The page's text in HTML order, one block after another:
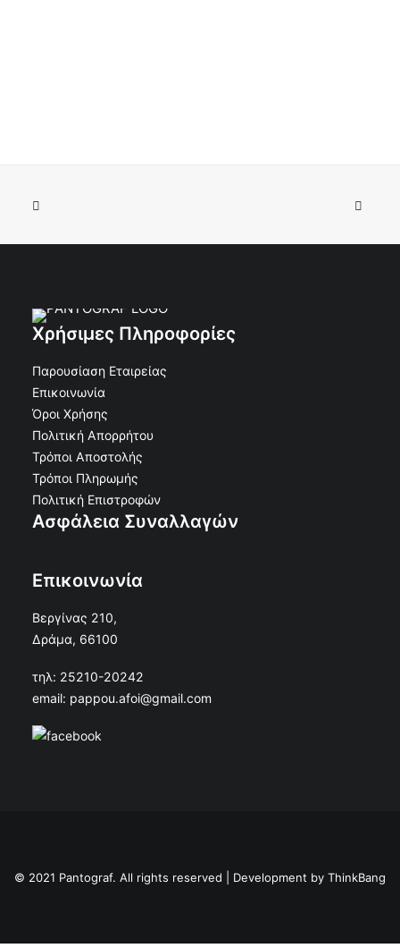
Κωδικός: 30-12370
Χρήσιμες Πληροφορίες
Παρουσίαση Εταιρείας
Επικοινωνία
Όροι Χρήσης
Πολιτική Απορρήτου
Τρόποι Αποστολής
Τρόποι Πληρωμής
Πολιτική Επιστροφών
Ασφάλεια Συναλλαγών
Επικοινωνία
Βεργίνας 210,
Δράμα, 66100
τηλ: 25210-20242
email: pappou.afoi@gmail.com
© 2021 Pantograf. All rights reserved | Development by ThinkBang